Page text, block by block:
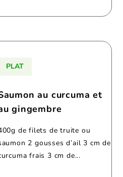
PLAT
au curcuma et
gingembre
de filets de truite ou
2 gousses d’ail 3 cm de
frais 3 cm de...